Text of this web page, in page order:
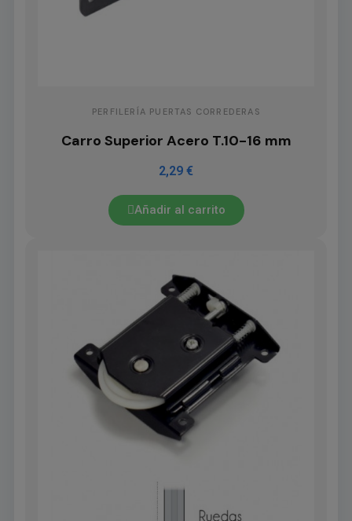
PERFILERÍA PUERTAS CORREDERAS
Carro Superior Acero T.10-16 mm
2,29 €
Añadir al carrito